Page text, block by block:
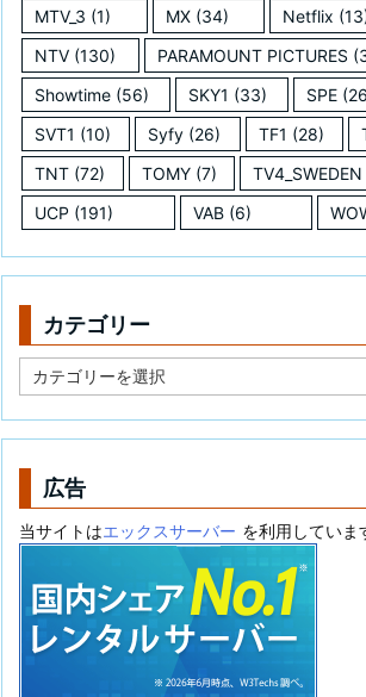
MTV_3 (1) MX(34) Netflix
NTV (130) PARAMOUNT PICTURES
Showtime (56) SKY1 (33) SPE
SVT1 (10) Syfy (26) TF1 (28)
TNT (72) TOMY(7) TV4_SWEDEN
UCP (191) VAB(6)
カテゴリー
テ
リ
広告
当サイトはエックスサーバー を利用していま